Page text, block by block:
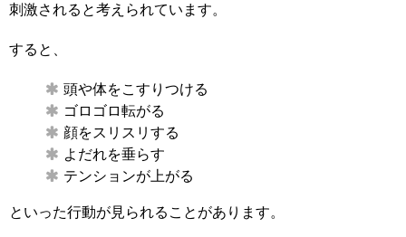
刺激されると考えられています。
すると、
頭や体をこすりつける
ゴロゴロ転がる
顔をスリスリする
よだれを垂らす
テンションが上がる
といった行動が見られることがあります。